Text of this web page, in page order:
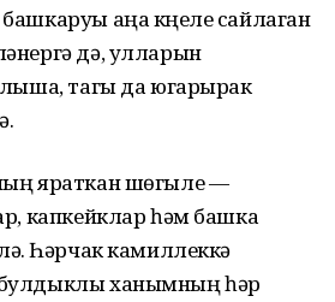
аңа күңеле сайлаган
дә, улларын
тагы да югарырак
яраткан шөгыле —
капкейклар һәм башка
Һәрчак камиллеккә
ханымның һәр